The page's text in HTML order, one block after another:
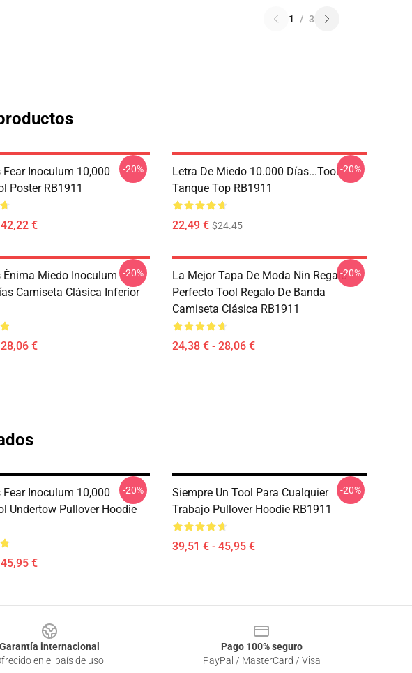
1 / 3
Fear Inoculum 10,000
Poster RB1911
€
-20%
Letra De Miedo 10.000 Días...tool
Tanque Top RB1911
22,49 € $24.45
-20%
Ènima Miedo Inoculum
Camiseta Clásica Inferior
€
-20%
La Mejor Tapa De Moda Nin Regalo
Perfecto Tool Regalo De Banda
Camiseta Clásica RB1911
24,38 € - 28,06 €
-20%
Fear Inoculum 10,000
Undertow Pullover Hoodie
€
-20%
Siempre Un Tool Para Cualquier
Trabajo Pullover Hoodie RB1911
39,51 € - 45,95 €
-20%
Garantía internacional
en el país de uso
Pago 100% seguro
PayPal / MasterCard / Visa